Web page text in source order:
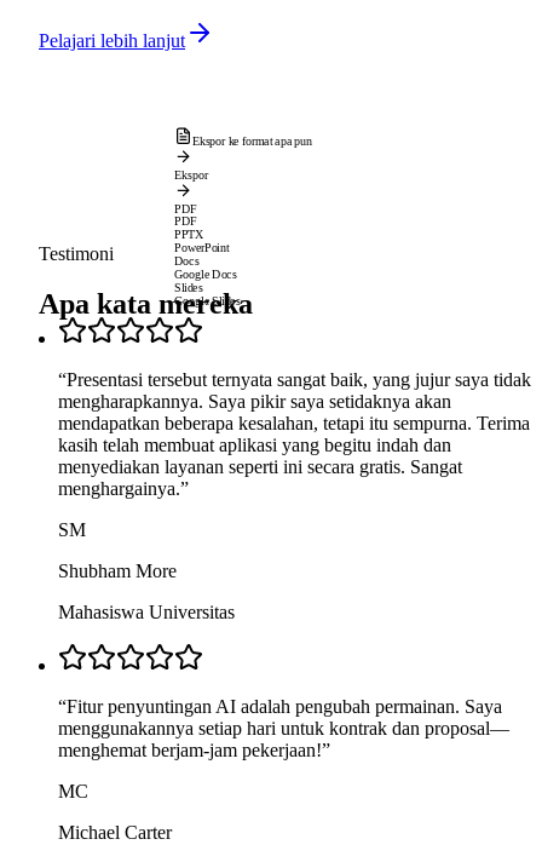
Pelajari lebih lanjut
Ekspor ke format apa pun
Ekspor
PDF
PDF
PPTX
PowerPoint
Docs
Google Docs
Slides
Google Slides
Testimoni
Apa kata mereka
“Presentasi tersebut ternyata sangat baik, yang jujur saya tidak
mengharapkannya. Saya pikir saya setidaknya akan
mendapatkan beberapa kesalahan, tetapi itu sempurna. Terima
kasih telah membuat aplikasi yang begitu indah dan
menyediakan layanan seperti ini secara gratis. Sangat
menghargainya.”
SM
Shubham More
Mahasiswa Universitas
“Fitur penyuntingan AI adalah pengubah permainan. Saya
menggunakannya setiap hari untuk kontrak dan proposal—
menghemat berjam-jam pekerjaan!”
MC
Michael Carter